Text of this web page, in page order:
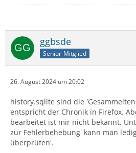
ggbsde
Senior-Mitglied
26. August 2024 um 20:02
history.sqlite sind die
entspricht der Chronik in Firefox.
bearbeitet ist mir nicht bekannt.
zur Fehlerbehebung' kann man
überprüfen'.